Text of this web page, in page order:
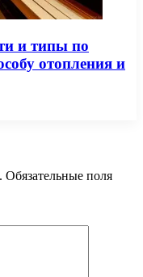
и типы по
отопления и
Обязательные поля